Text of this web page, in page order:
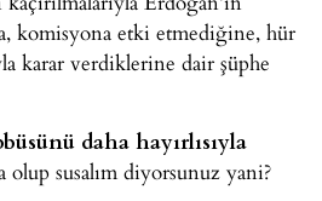
komisyona etki etmediğine, hür
karar verdiklerine dair şüphe
daha hayırlısıyla
olup susalım diyorsunuz yani?